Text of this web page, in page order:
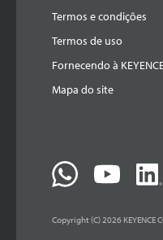
Termos e condições
Termos de uso
Fornecendo à
Mapa do site
Copyright (C) 2026 KEYENCE